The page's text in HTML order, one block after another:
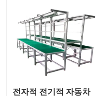
산업 알루미늄 단면도
구축 알루미늄 프로필
Ｖ 슬롯 알루미늄 프로필
전자적 전기적 자동차